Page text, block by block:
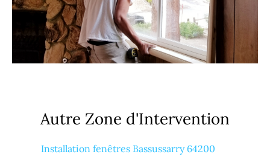
Autre Zone d'Intervention
Installation fenêtres Bassussarry 64200